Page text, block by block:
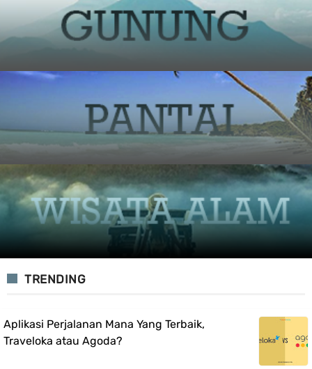
TRENDING
Aplikasi Perjalanan Mana Yang Terbaik,
Traveloka atau Agoda?